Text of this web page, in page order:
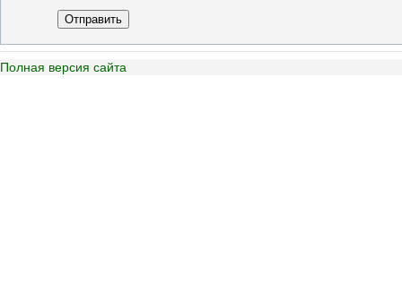
Отправить
Полная версия сайта